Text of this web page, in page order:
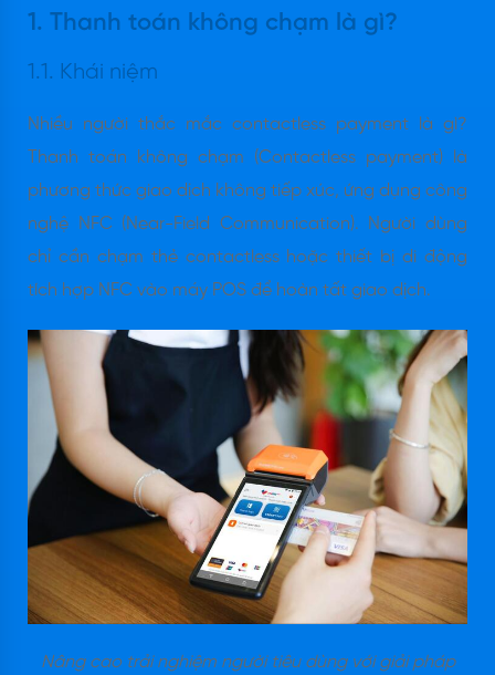
1. Thanh toán không chạm là gì?
1.1. Khái niệm
Nhiều người thắc mắc contactless payment là gì?
Thanh toán không chạm (Contactless payment) là
phương thức giao dịch không tiếp xúc, ứng dụng công
nghệ NFC (Near-Field Communication). Người dùng
chỉ cần chạm thẻ contactless hoặc thiết bị di động
tích hợp NFC vào máy POS để hoàn tất giao dịch.
Nâng cao trải nghiệm người tiêu dùng với giải pháp